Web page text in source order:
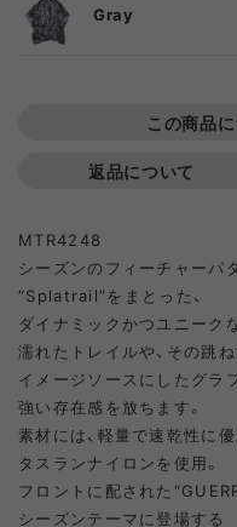
Gray
この商品
返品について
MTR4248
シーズンのフィーチャーパ
“Splatrail”をまとった、
ダイナミックかつユニーク
濡れたトレイルや、その跳
イメージソースにしたグラ
強い存在感を放ちます。
素材には、軽量で速乾性に
タスランナイロンを使用。
フロントに配された
シーズンテーマに登場する